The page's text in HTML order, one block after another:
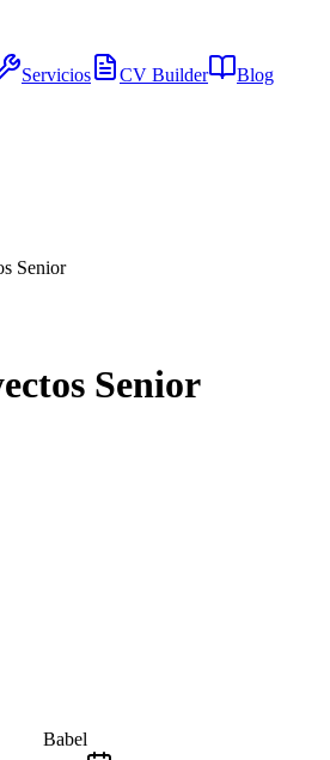
Servicios CV Builder Blog
Senior
Senior
Babel